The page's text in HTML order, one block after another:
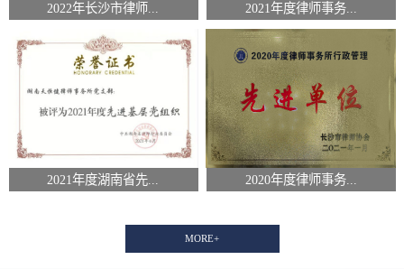
2022年长沙市律师... 2021年度律师事务...
2021年度湖南省先... 2020年度律师事务...
MORE+